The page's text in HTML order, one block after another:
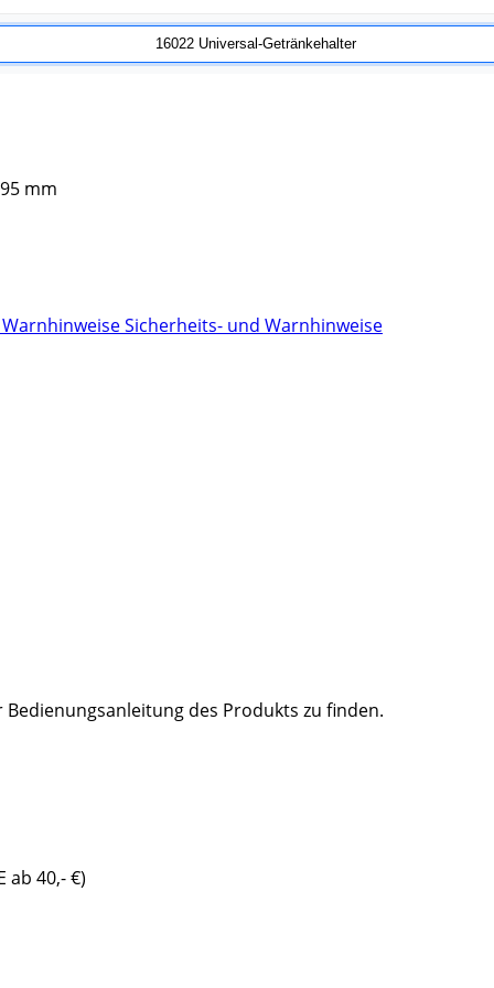
mm
Sicherheits- und Warnhinweise
des Produkts zu finden.
ab 40,- €)